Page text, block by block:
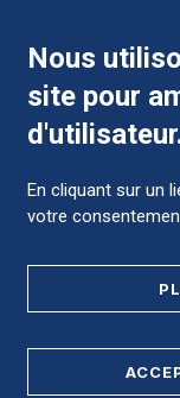
Comment
Nous
site pour
En cliquant sur un
votre